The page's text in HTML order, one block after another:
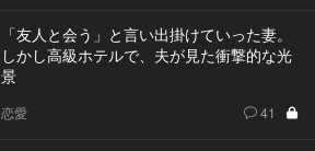
「友人と会う」と言い出掛けていった妻。
しかし高級ホテルで、夫が見た衝撃的な光
景
恋愛 41